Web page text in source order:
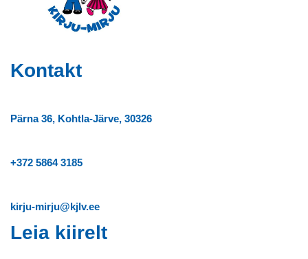
Kontakt
Pärna 36, Kohtla-Järve, 30326
+372 5864 3185
kirju-mirju@kjlv.ee
Leia kiirelt